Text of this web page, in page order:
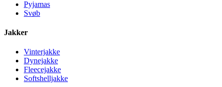
Pyjamas
Svøb
Jakker
Vinterjakke
Dynejakke
Fleecejakke
Softshelljakke